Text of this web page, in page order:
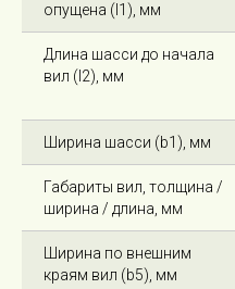
опущена (l1), мм
Длина шасси до начала
вил (l2), мм
Ширина шасси (b1), мм
Габариты вил, толщина /
ширина / длина, мм
Ширина по внешним
краям вил (b5), мм